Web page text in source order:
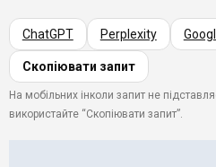
ChatGPT Perplexity
Скопіювати запит
На мобільних інколи запит не
використайте “Скопіювати запит”.